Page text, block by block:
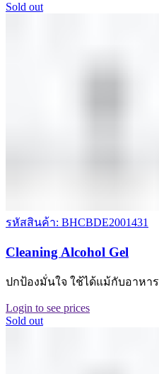
Sold out
รหัสสินค้า: BHCBDE2001431
Cleaning Alcohol Gel
ปกป้องมั่นใจ ใช้ได้แม้กับอาหาร
Login to see prices
Sold out